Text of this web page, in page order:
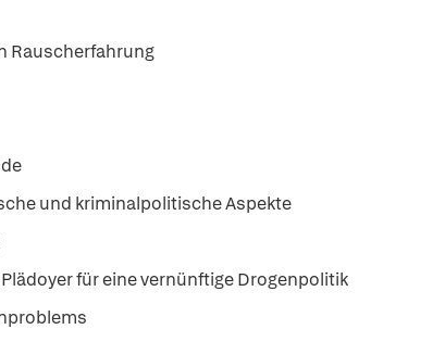
Rauscherfahrung
und kriminalpolitische Aspekte
für eine vernünftige Drogenpolitik